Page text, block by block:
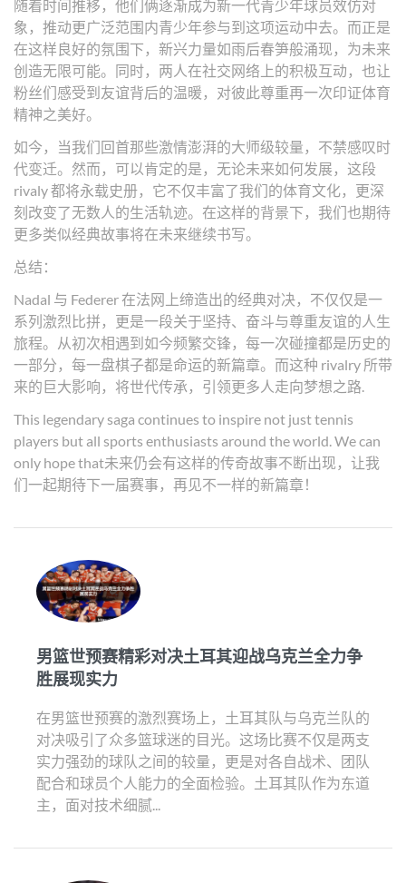
随着时间推移，他们俩逐渐成为新一代青少年球员效仿对
象，推动更广泛范围内青少年参与到这项运动中去。而正是
在这样良好的氛围下，新兴力量如雨后春笋般涌现，为未来
创造无限可能。同时，两人在社交网络上的积极互动，也让
粉丝们感受到友谊背后的温暖，对彼此尊重再一次印证体育
精神之美好。
如今，当我们回首那些激情澎湃的大师级较量，不禁感叹时
代变迁。然而，可以肯定的是，无论未来如何发展，这段
rivaly 都将永载史册，它不仅丰富了我们的体育文化，更深
刻改变了无数人的生活轨迹。在这样的背景下，我们也期待
更多类似经典故事将在未来继续书写。
总结：
Nadal 与 Federer 在法网上缔造出的经典对决，不仅仅是一
系列激烈比拼，更是一段关于坚持、奋斗与尊重友谊的人生
旅程。从初次相遇到如今频繁交锋，每一次碰撞都是历史的
一部分，每一盘棋子都是命运的新篇章。而这种 rivalry 所带
来的巨大影响，将世代传承，引领更多人走向梦想之路.
This legendary saga continues to inspire not just tennis
players but all sports enthusiasts around the world. We can
only hope that未来仍会有这样的传奇故事不断出现，让我
们一起期待下一届赛事，再见不一样的新篇章！
男篮世预赛精彩对决土耳其迎战乌克兰全力争
胜展现实力
在男篮世预赛的激烈赛场上，土耳其队与乌克兰队的
对决吸引了众多篮球迷的目光。这场比赛不仅是两支
实力强劲的球队之间的较量，更是对各自战术、团队
配合和球员个人能力的全面检验。土耳其队作为东道
主，面对技术细腻...